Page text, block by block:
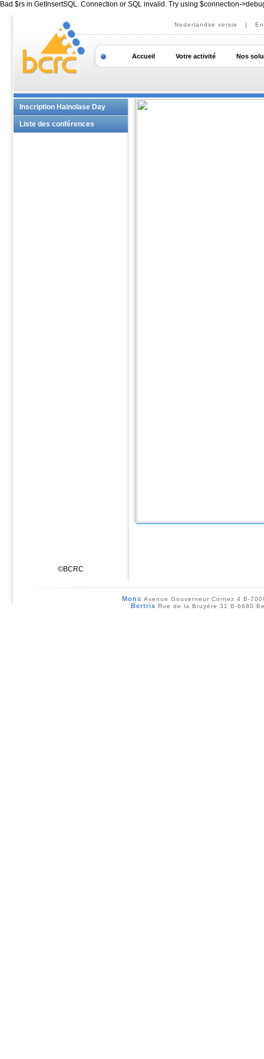
Bad $rs in GetInsertSQL. Connection or SQL invalid. Try using $connection-
Nederlandse versie |
Accueil Votre activité Nos
©BCRC
Inscription Hainolase Day
Liste des conférences
Mons Avenue Gouverneur Cornez 4 B-
Bertrix Rue de la Bruyère 31 B-6680